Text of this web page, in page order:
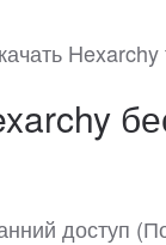
доступ